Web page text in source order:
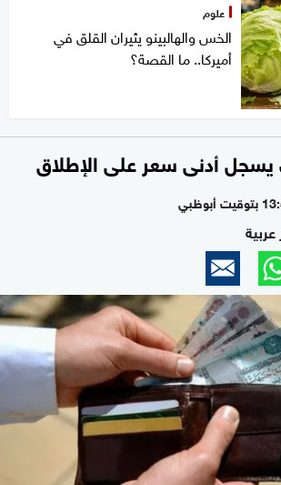
علوم
الخس والهالبينو يثيران القلق في
أميركا.. ما القصة؟
يسجل أدنى سعر على الإطلاق